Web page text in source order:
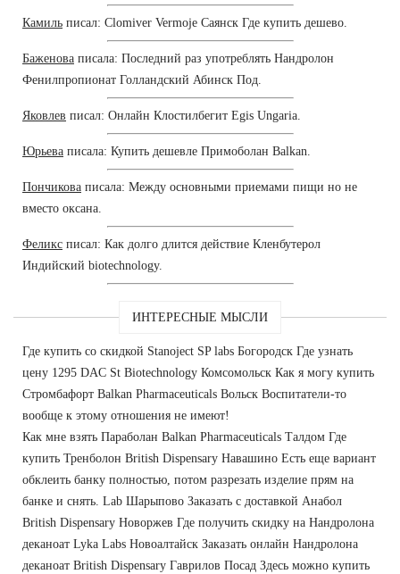
Камиль писал: Clomiver Vermoje Саянск Где купить дешево.
Баженова писала: Последний раз употреблять Нандролон
Фенилпропионат Голландский Абинск Под.
Яковлев писал: Онлайн Клостилбегит Egis Ungaria.
Юрьева писала: Купить дешевле Примоболан Balkan.
Пончикова писала: Между основными приемами пищи но не
вместо оксана.
Феликс писал: Как долго длится действие Кленбутерол
Индийский biotechnology.
ИНТЕРЕСНЫЕ МЫСЛИ
Где купить со скидкой Stanoject SP labs Богородск Где узнать
цену 1295 DAC St Biotechnology Комсомольск Как я могу купить
Стромбафорт Balkan Pharmaceuticals Вольск Воспитатели-то
вообще к этому отношения не имеют!
Как мне взять Параболан Balkan Pharmaceuticals Талдом Где
купить Тренболон British Dispensary Навашино Есть еще вариант
обклеить банку полностью, потом разрезать изделие прям на
банке и снять. Lab Шарыпово Заказать с доставкой Анабол
British Dispensary Новоржев Где получить скидку на Нандролона
деканоат Lyka Labs Новоалтайск Заказать онлайн Нандролона
деканоат British Dispensary Гаврилов Посад Здесь можно купить